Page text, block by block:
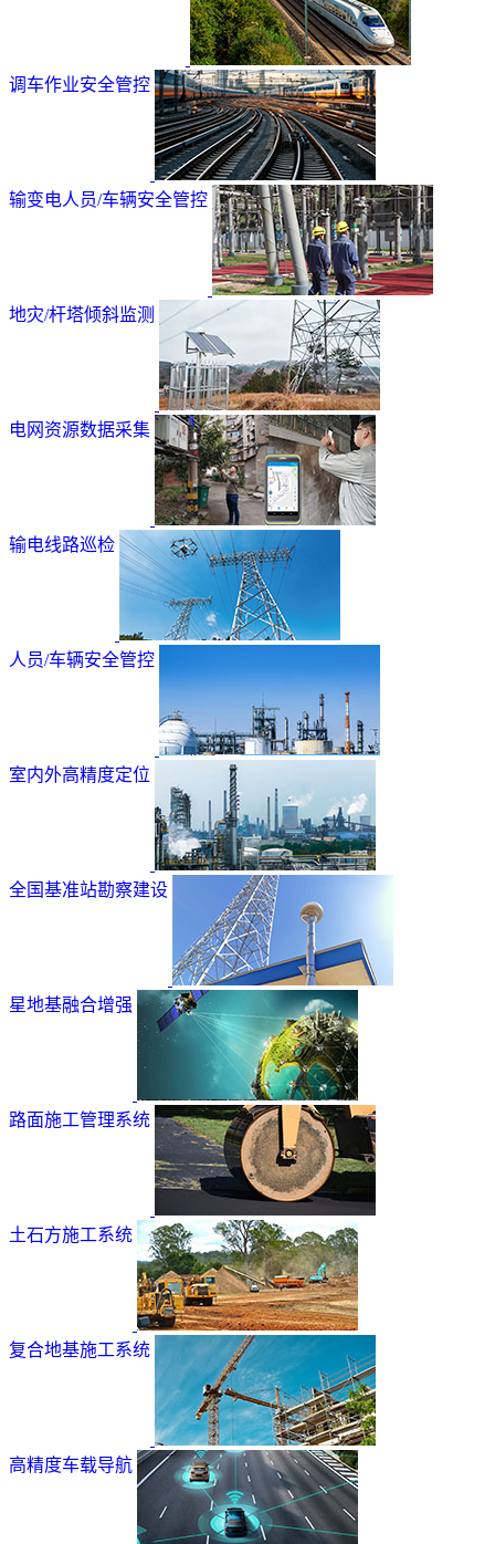
调车作业安全管控
输变电人员/车辆安全管控
地灾/杆塔倾斜监测
电网资源数据采集
输电线路巡检
人员/车辆安全管控
室内外高精度定位
全国基准站勘察建设
星地基融合增强
路面施工管理系统
土石方施工系统
复合地基施工系统
高精度车载导航